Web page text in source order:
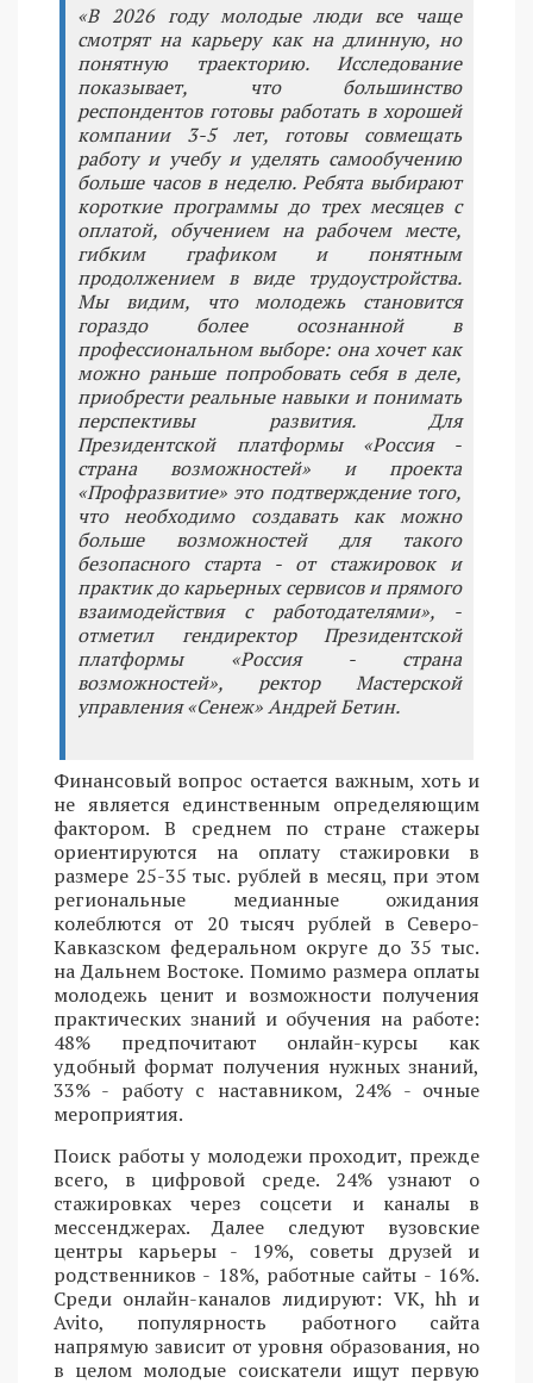
«В 2026 году молодые люди все чаще
смотрят на карьеру как на длинную, но
понятную траекторию. Исследование
показывает, что большинство
респондентов готовы работать в хорошей
компании 3-5 лет, готовы совмещать
работу и учебу и уделять самообучению
больше часов в неделю. Ребята выбирают
короткие программы до трех месяцев с
оплатой, обучением на рабочем месте,
гибким графиком и понятным
продолжением в виде трудоустройства.
Мы видим, что молодежь становится
гораздо более осознанной в
профессиональном выборе: она хочет как
можно раньше попробовать себя в деле,
приобрести реальные навыки и понимать
перспективы развития. Для
Президентской платформы «Россия -
страна возможностей» и проекта
«Профразвитие» это подтверждение того,
что необходимо создавать как можно
больше возможностей для такого
безопасного старта - от стажировок и
практик до карьерных сервисов и прямого
взаимодействия с работодателями», -
отметил гендиректор Президентской
платформы «Россия - страна
возможностей», ректор Мастерской
управления «Сенеж» Андрей Бетин.
Финансовый вопрос остается важным, хоть и
не является единственным определяющим
фактором. В среднем по стране стажеры
ориентируются на оплату стажировки в
размере 25-35 тыс. рублей в месяц, при этом
региональные медианные ожидания
колеблются от 20 тысяч рублей в Северо-
Кавказском федеральном округе до 35 тыс.
на Дальнем Востоке. Помимо размера оплаты
молодежь ценит и возможности получения
практических знаний и обучения на работе:
48% предпочитают онлайн-курсы как
удобный формат получения нужных знаний,
33% - работу с наставником, 24% - очные
мероприятия.
Поиск работы у молодежи проходит, прежде
всего, в цифровой среде. 24% узнают о
стажировках через соцсети и каналы в
мессенджерах. Далее следуют вузовские
центры карьеры - 19%, советы друзей и
родственников - 18%, работные сайты - 16%.
Среди онлайн-каналов лидируют: VK, hh и
Avito, популярность работного сайта
напрямую зависит от уровня образования, но
в целом молодые соискатели ищут первую